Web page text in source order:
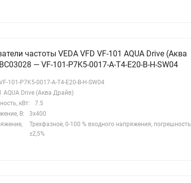
с резервированием
ролей «ведущий-ведомый»);
под динамику
и поддерживающего
частоты VEDA VFD VF-101 AQUA Drive (Аква
— VF-101-P7K5-0017-A-T4-E20-B-H-SW04
101-P7K5-0017-A-T4-E20-B-H-SW04
AQUA Drive (Аква Драйв)
кВт:
7.5
В:
3х400
Трехфазное, 0-100 % входного напряжения, погрешность
±2,5%